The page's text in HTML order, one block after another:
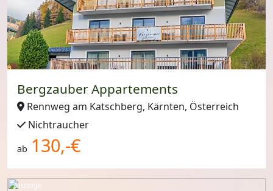
Bergzauber Appartements
Rennweg am Katschberg, Kärnten, Österreich
Nichtraucher
ab 130,-€
Anzeige